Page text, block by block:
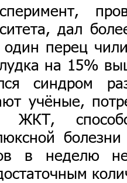
дал
перец
на 15%
синдром
учёные,
ЖКТ,
в неделю